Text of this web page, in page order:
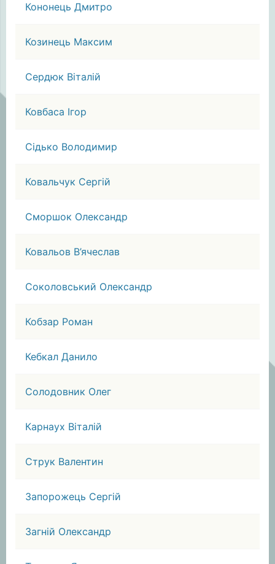
Кононець Дмитро
Козинець Максим
Сердюк Віталій
Ковбаса Ігор
Сідько Володимир
Ковальчук Сергій
Сморшок Олександр
Ковальов В’ячеслав
Соколовський Олександр
Кобзар Роман
Кебкал Данило
Солодовник Олег
Карнаух Віталій
Струк Валентин
Запорожець Сергій
Загній Олександр